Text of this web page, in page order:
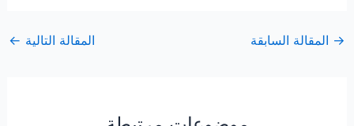
→ المقالة السابقة المقالة التالية ←